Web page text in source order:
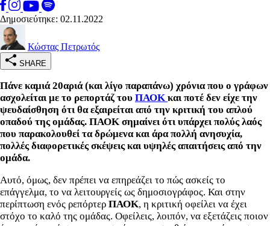
Δημοσιεύτηκε: 02.11.2022
Κώστας Πετρωτός
SHARE
Πάνε καμιά 20αριά (και λίγο παραπάνω) χρόνια που ο γράφων
ασχολείται με το ρεπορτάζ του ΠΑΟΚ και ποτέ δεν είχε την
ψευδαίσθηση ότι θα εξαιρείται από την κριτική του απλού
οπαδού της ομάδας. ΠΑΟΚ σημαίνει ότι υπάρχει πολύς λαός
που παρακολουθεί τα δρώμενα και άρα πολλή ανησυχία,
πολλές διαφορετικές σκέψεις και υψηλές απαιτήσεις από την
ομάδα.
Αυτό, όμως, δεν πρέπει να επηρεάζει το πώς ασκείς το
επάγγελμα, το να λειτουργείς ως δημοσιογράφος. Και στην
περίπτωση ενός ρεπόρτερ ΠΑΟΚ, η κριτική οφείλει να έχει
στόχο το καλό της ομάδας. Οφείλεις, λοιπόν, να εξετάζεις ποιον